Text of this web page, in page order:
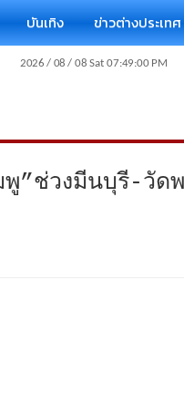
บันเทิง ข่าวต่างประเทศ
พู”ช่วงมีนบุรี-วัด